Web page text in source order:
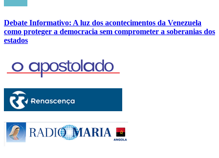
Debate Informativo: A luz dos acontecimentos da Venezuela
como proteger a democracia sem comprometer a soberanias dos
estados